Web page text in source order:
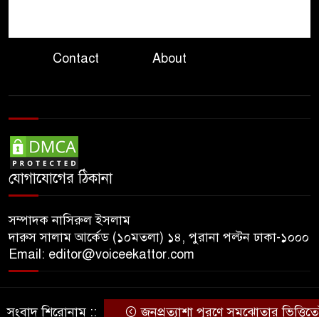
হুতিদের ঠেকাতে সৌদি জোটে,
১০
Contact About
যোগাযোগের ঠিকানা
সম্পাদক নাসিরুল ইসলাম
দারুস সালাম আর্কেড (১০মতলা) ১৪, পুরানা পল্টন ঢাকা-১০০০
Email: editor@voiceekattor.com
© Copyright By © Voice Ekattor
সংবাদ শিরোনাম :: জনপ্রত্যাশা পূরণে সমঝোতার ভিত্তিতেই